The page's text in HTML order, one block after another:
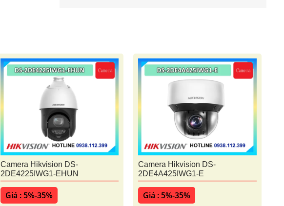
Camera Hikvision DS-
2DE4225IWG1-EHUN
Giá : 5%-35%
Camera Hikvision DS-
2DE4A425IWG1-E
Giá : 5%-35%